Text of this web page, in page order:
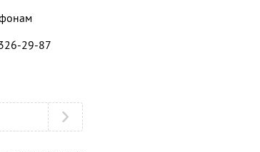
29-87